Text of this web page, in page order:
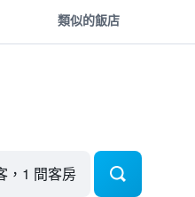
類似的飯店
，1 間客房